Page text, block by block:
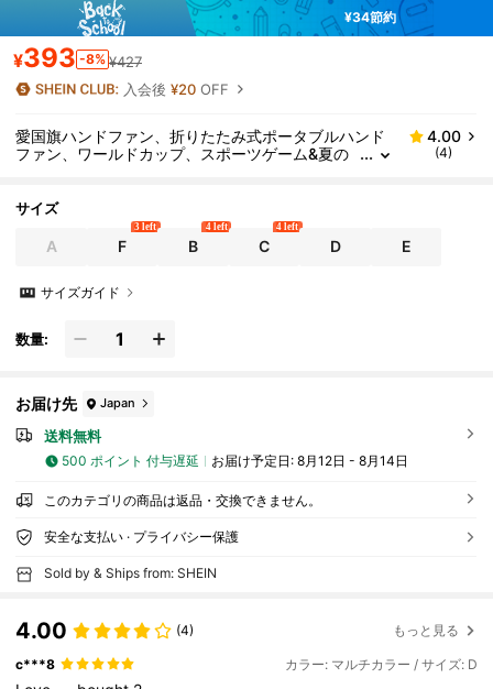
¥34節約
¥393 -8% ¥427
入会後¥20 OFF
愛国旗ハンドファン、折りたたみ式ポータブルハンド
ファン、ワールドカップ、スポーツゲーム&夏の
4.00
(4)
サイズ
A F
3 left
B
4 left
C
4 left
D E
サイズガイド
数量:
お届け先 Japan
送料無料
500 ポイント 付与遅延 お届け予定日: 8月12日 - 8月14日
このカテゴリの商品は返品・交換できません。
安全な支払い · プライバシー保護
Sold by & Ships from: SHEIN
4.00 (4) もっと見る
c***8 カラー: マルチカラー / サイズ: D